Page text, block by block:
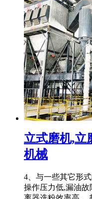
立式磨机,
机械
4、与一些其它形
操作压力低,漏油